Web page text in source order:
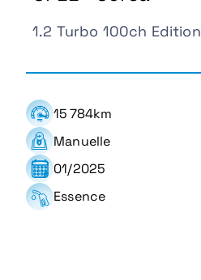
1.2 Turbo 100ch Edition
15 784km
Manuelle
01/2025
Essence